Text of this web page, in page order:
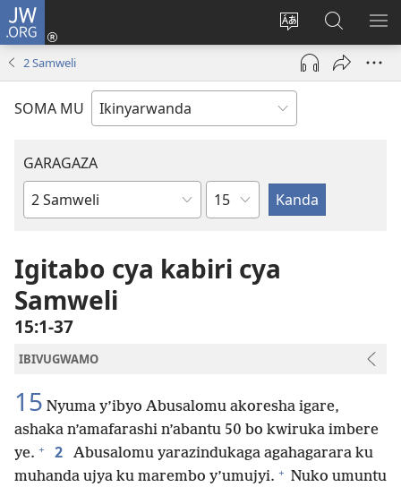
JW.ORG
Hindura
ururimi
Injira
(ifungukire
ahandi)
Shakisha
kuri
JW.ORG
2 Samweli
SOMA MU
GARAGAZA
Igitabo
Bibiliya
Igice
Igitabo cya kabiri cya
Samweli
15:1-37
IBIVUGWAMO
15 Nyuma y’ibyo Abusalomu akoresha igare,
ashaka n’amafarashi n’abantu 50 bo kwiruka imbere
ye. + 2
Abusalomu yarazindukaga agahagarara ku
muhanda ujya ku marembo y’umujyi. + Nuko umuntu